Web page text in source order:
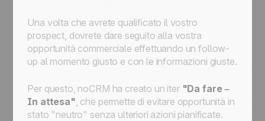
Una volta che avrete qualificato il vostro
prospect, dovrete dare seguito alla vostra
opportunità commerciale effettuando un follow-
up al momento giusto e con le informazioni giuste.
Per questo, noCRM ha creato un iter "Da fare –
In attesa", che permette di evitare opportunità in
stato "neutro" senza ulteriori azioni pianificate.